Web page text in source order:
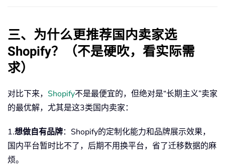
三、为什么更推荐国内卖家选
Shopify？（不是硬吹，看实际需
求）
对比下来， Shopify不是最便宜的，但绝对是“长期主义”卖家
的最优解，尤其是这3类国内卖家：
1.想做自有品牌：Shopify的定制化能力和品牌展示效果，
国内平台暂时比不了，后期不用换平台，省了迁移数据的麻
烦。